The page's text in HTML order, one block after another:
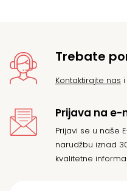
Trebate
Kontaktirajte nas
Prijava na e-
Prijavi se u naše
narudžbu iznad
kvalitetne